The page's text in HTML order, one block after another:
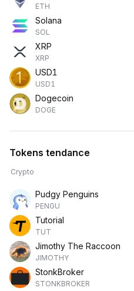
ETH
Solana
SOL
XRP
XRP
USD1
USD1
Dogecoin
DOGE
Tokens tendance
Crypto
Pudgy Penguins
PENGU
Tutorial
TUT
Jimothy The Raccoon
JIMOTHY
StonkBroker
STONKBROKER